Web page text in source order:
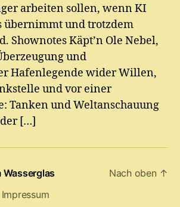
arbeiten sollen, wenn KI
übernimmt und trotzdem
Shownotes Käpt’n Ole Nebel,
und
Hafenlegende wider Willen,
und vor einer
Tanken und Weltanschauung
[…]
Wasserglas
Nach oben ↑